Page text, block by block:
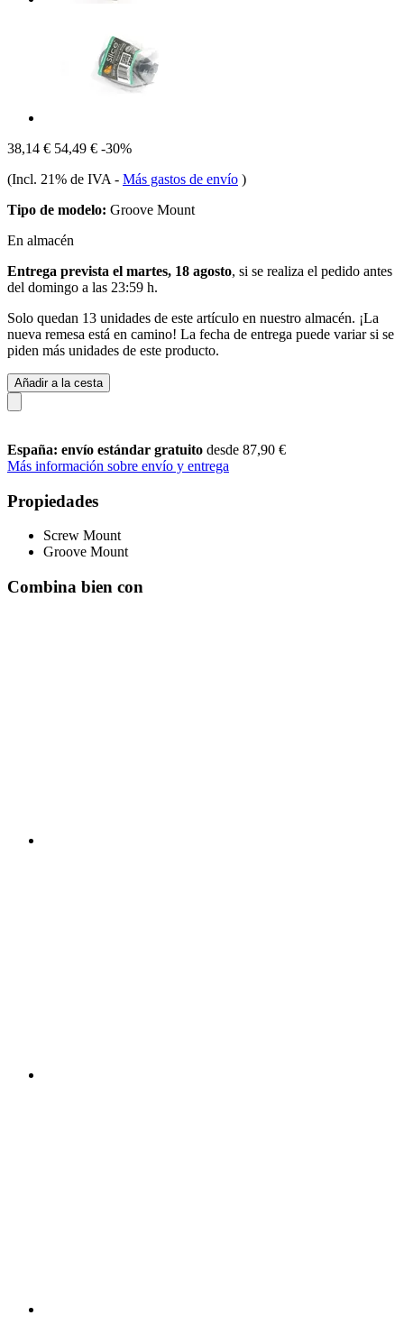
38,14 € 54,49 € -30%
(Incl. 21% de IVA - Más gastos de envío )
Tipo de modelo: Groove Mount
En almacén
Entrega prevista el martes, 18 agosto, si se realiza el pedido antes
del domingo a las 23:59 h.
Solo quedan 13 unidades de este artículo en nuestro almacén. ¡La
nueva remesa está en camino! La fecha de entrega puede variar si se
piden más unidades de este producto.
Añadir a la cesta
España: envío estándar gratuito desde 87,90 €
Más información sobre envío y entrega
Propiedades
Screw Mount
Groove Mount
Combina bien con